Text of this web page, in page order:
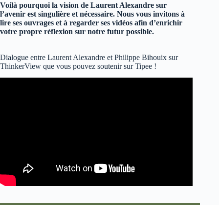
Voilà pourquoi la vision de Laurent Alexandre sur
l’avenir est singulière et nécessaire. Nous vous invitons à
lire ses ouvrages et à regarder ses vidéos afin d’enrichir
votre propre réflexion sur notre futur possible.
Dialogue entre Laurent Alexandre et Philippe Bihouix sur
ThinkerView que vous pouvez soutenir sur Tipee !